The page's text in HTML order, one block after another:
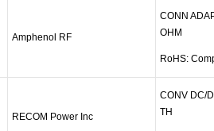
Amphenol RF
CONN
OHM
RoHS:
RECOM Power Inc
CONV DC/
TH